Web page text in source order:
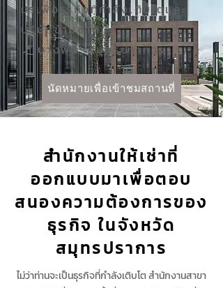
มาเพื่อธุรกิจที่กำลังเติบโตและ
บริษัทข้ามชาติ
📍 บางพลี, สมุทรปราการ
นัดหมายเพื่อเข้าชมสถานที่
สำนักงานให้เช่าที่
ออกแบบมาเพื่อตอบ
สนองความต้องการของ
ธุรกิจ ในจังหวัด
สมุทรปราการ
ไม่ว่าท่านจะเป็นธุรกิจที่กำลังเติบโต สำนักงานสาขา